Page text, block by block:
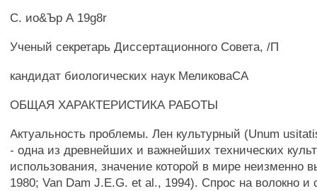
С. ио&Ър А 19g8r
Ученый секретарь Диссертационного Совета, /П
кандидат биологических наук МеликоваСА
ОБЩАЯ ХАРАКТЕРИСТИКА РАБОТЫ
Актуальность проблемы. Лен культурный (Unum
- одна из древнейших и важнейших технических
использования, значение которой в мире неизменно
1980; Van Dam J.E.G. et al., 1994). Спрос на волокно и